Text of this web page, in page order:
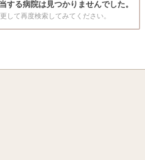
する病院は見つかりませんでした。
して再度検索してみてください。